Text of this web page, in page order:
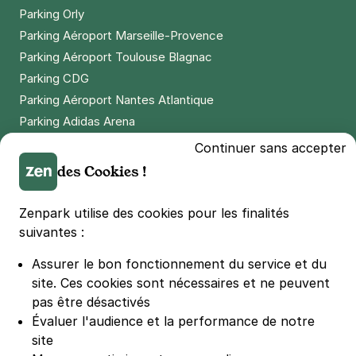
Parking Orly
Parking Aéroport Marseille-Provence
Parking Aéroport Toulouse Blagnac
Parking CDG
Parking Aéroport Nantes Atlantique
Parking Adidas Arena
Parking LDLC Arena
Parking Stade Pierre Mauroy
Parking Groupama Stadium
Parking Vélodrome
Parking Bercy
Parking La Défense Arena
Parking Les 4 temps
Parking Nation
Continuer sans accepter
des Cookies !
Zenpark utilise des cookies pour les finalités
suivantes :
Assurer le bon fonctionnement du service et du
site. Ces cookies sont nécessaires et ne peuvent
pas être désactivés
Évaluer l'audience et la performance de notre
site